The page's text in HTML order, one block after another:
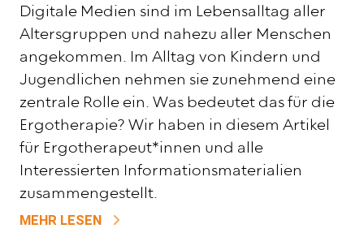
Digitale Medien sind im Lebensalltag aller
Altersgruppen und nahezu aller Menschen
angekommen. Im Alltag von Kindern und
Jugendlichen nehmen sie zunehmend eine
zentrale Rolle ein. Was bedeutet das für die
Ergotherapie? Wir haben in diesem Artikel
für Ergotherapeut*innen und alle
Interessierten Informationsmaterialien
zusammengestellt.
MEHR LESEN ZU DIGITALE MEDIEN IM ALLTAG VON